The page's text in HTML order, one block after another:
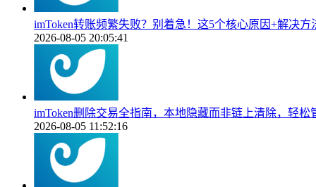
imToken转账频繁失败？别着急！这5个核心原因+解决方
2026-08-05 20:05:41
imToken删除交易全指南，本地隐藏而非链上清除，轻松
2026-08-05 11:52:16